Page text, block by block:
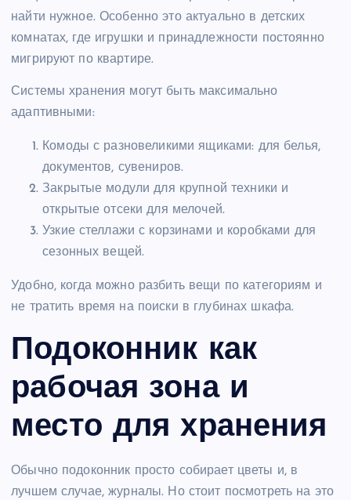
найти нужное. Особенно это актуально в детских
комнатах, где игрушки и принадлежности постоянно
мигрируют по квартире.
Системы хранения могут быть максимально
адаптивными:
Комоды с разновеликими ящиками: для белья,
документов, сувениров.
Закрытые модули для крупной техники и
открытые отсеки для мелочей.
Узкие стеллажи с корзинами и коробками для
сезонных вещей.
Удобно, когда можно разбить вещи по категориям и
не тратить время на поиски в глубинах шкафа.
Подоконник как
рабочая зона и
место для хранения
Обычно подоконник просто собирает цветы и, в
лучшем случае, журналы. Но стоит посмотреть на это